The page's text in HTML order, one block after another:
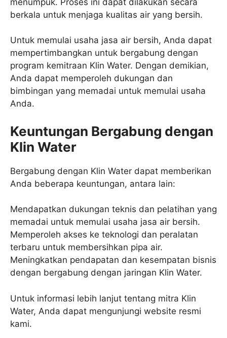
berkala untuk menjaga kualitas air yang bersih.
Untuk memulai usaha jasa air bersih, Anda dapat
mempertimbangkan untuk bergabung dengan
program kemitraan Klin Water. Dengan demikian,
Anda dapat memperoleh dukungan dan
bimbingan yang memadai untuk memulai usaha
Anda.
Keuntungan Bergabung dengan
Klin Water
Bergabung dengan Klin Water dapat memberikan
Anda beberapa keuntungan, antara lain:
Mendapatkan dukungan teknis dan pelatihan yang
memadai untuk memulai usaha jasa air bersih.
Memperoleh akses ke teknologi dan peralatan
terbaru untuk membersihkan pipa air.
Meningkatkan pendapatan dan kesempatan bisnis
dengan bergabung dengan jaringan Klin Water.
Untuk informasi lebih lanjut tentang mitra Klin
Water, Anda dapat mengunjungi website resmi
kami.